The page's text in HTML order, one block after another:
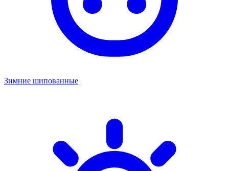
Зимние шипованные